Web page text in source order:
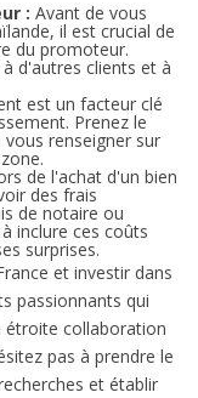
: Avant de vous
il est crucial de
du promoteur.
d'autres clients et à
est un facteur clé
Prenez le
renseigner sur
de l'achat d'un bien
des frais
de notaire ou
inclure ces coûts
surprises.
et investir dans
passionnants qui
étroite collaboration
pas à prendre le
et établir